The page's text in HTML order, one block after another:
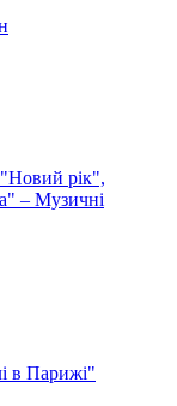
рік",
– Музичні
в Парижі"